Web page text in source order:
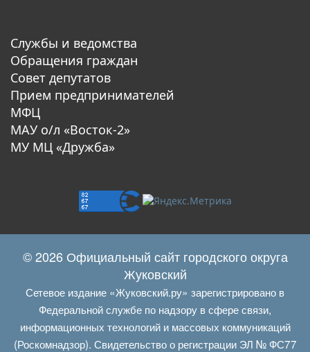
Службы и ведомства
Обращения граждан
Совет депутатов
Прием предпринимателей
МФЦ
МАУ о/л «Восток-2»
МУ МЦ «Дружба»
© 2026 Официальный сайт городского округа
Жуковский
Сетевое издание «Жуковский.ру» зарегистрировано в
Федеральной службе по надзору в сфере связи,
информационных технологий и массовых коммуникаций
(Роскомнадзор). Свидетельство о регистрации ЭЛ № ФС77